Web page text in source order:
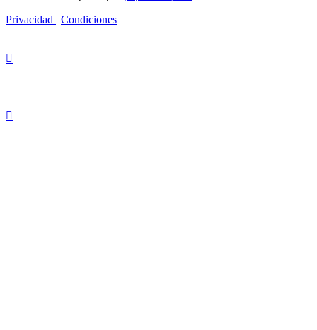
Privacidad | Condiciones